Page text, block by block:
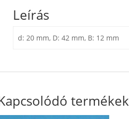
Leírás
d: 20 mm, D: 42 mm, B: 12 mm
termékek